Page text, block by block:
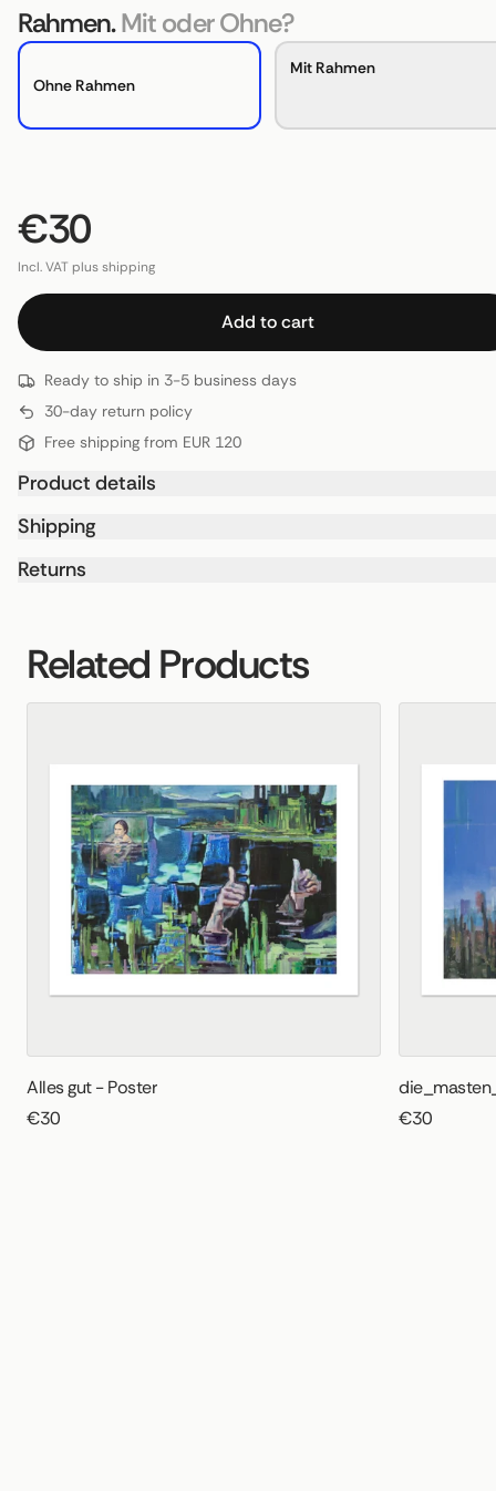
Rahmen.Mit oder Ohne?
Ohne Rahmen
Mit Rahmen
€30
Incl. VAT plus shipping
Add to cart
Ready to ship in 3-5 business days
30-day return policy
Free shipping from EUR 120
Product details
Shipping
Returns
Related Products
Alles gut - Poster
€30
€30